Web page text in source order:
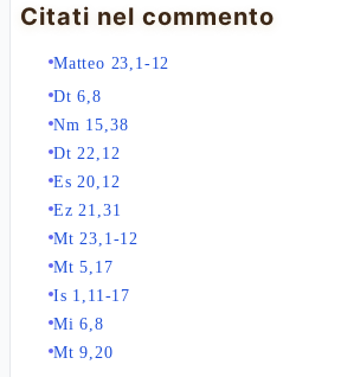
Citati nel commento
Matteo 23,1-12
Dt 6,8
Nm 15,38
Dt 22,12
Es 20,12
Ez 21,31
Mt 23,1-12
Mt 5,17
Is 1,11-17
Mi 6,8
Mt 9,20